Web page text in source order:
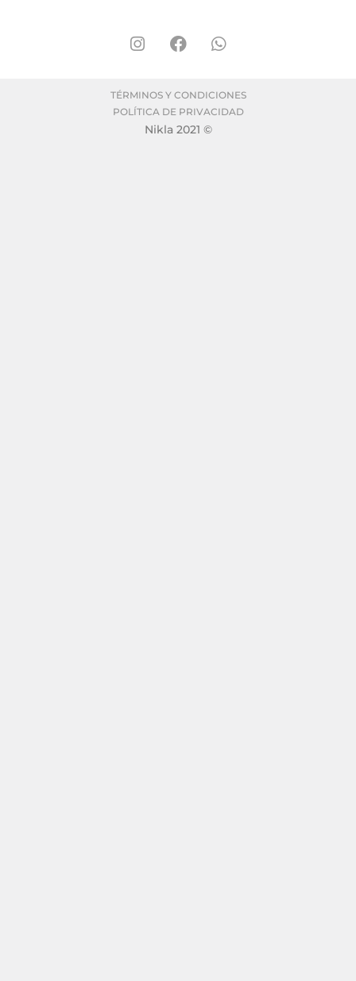
TÉRMINOS Y CONDICIONES
POLÍTICA DE PRIVACIDAD
Nikla 2021 ©